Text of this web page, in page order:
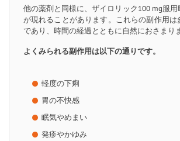
他の薬剤と同様に、ザイロリック100 mg服
が現れることがあります。これらの副作用は
であり、時間の経過とともに自然におさまり
よくみられる副作用は以下の通りです。
軽度の下痢
胃の不快感
眠気やめまい
発疹やかゆみ